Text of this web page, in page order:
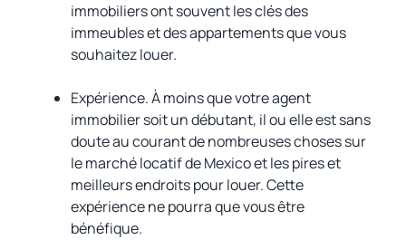
immobiliers ont souvent les clés des
immeubles et des appartements que vous
souhaitez louer.
Expérience. À moins que votre agent
immobilier soit un débutant, il ou elle est sans
doute au courant de nombreuses choses sur
le marché locatif de Mexico et les pires et
meilleurs endroits pour louer. Cette
expérience ne pourra que vous être
bénéfique.